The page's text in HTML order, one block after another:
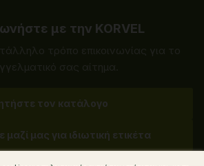
με την KORVEL
τον κατάλογο
μας για ιδιωτική ετικέτα